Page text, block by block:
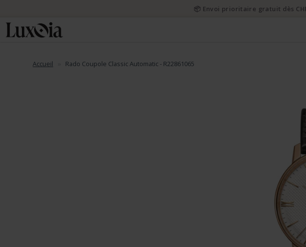
Accueil Rado Coupole Classic Automatic - R22861065
📦 Envoi prioritaire gratuit dès